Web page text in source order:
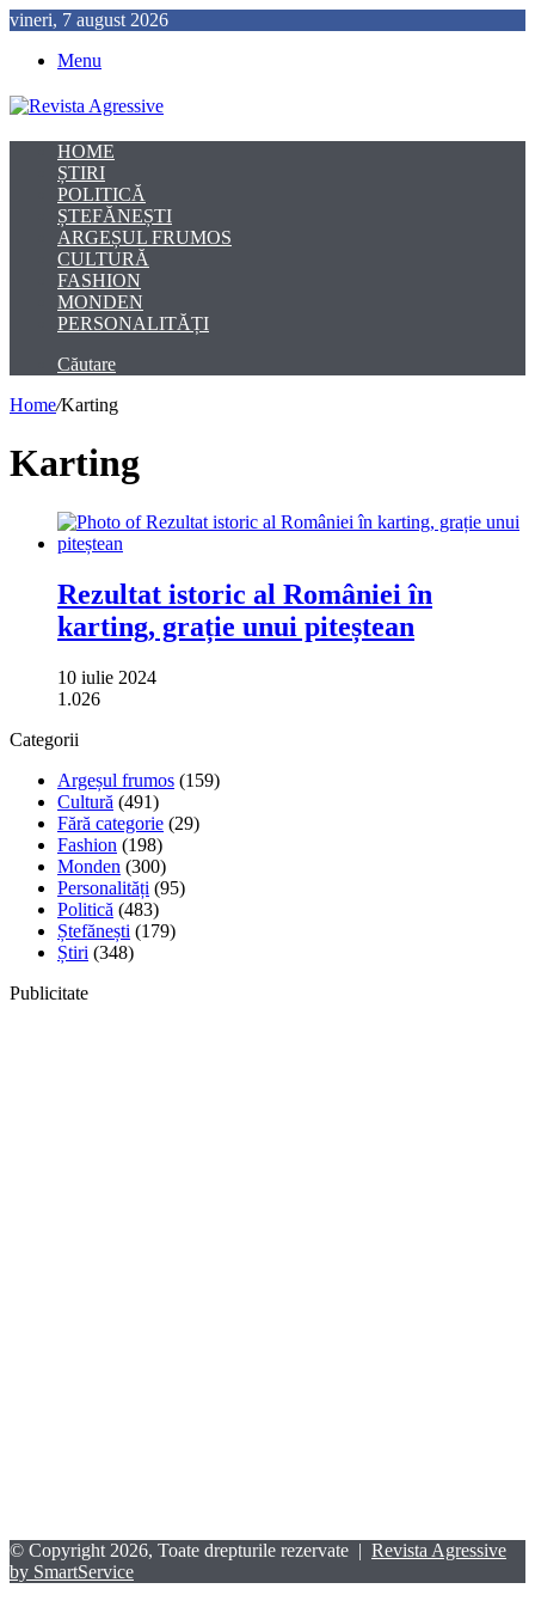
vineri, 7 august 2026
Menu
HOME
ȘTIRI
POLITICĂ
ȘTEFĂNEȘTI
ARGEȘUL FRUMOS
CULTURĂ
FASHION
MONDEN
PERSONALITĂȚI
Căutare
Home/Karting
Karting
Rezultat istoric al României în
karting, grație unui piteștean
10 iulie 2024
1.026
Categorii
Argeșul frumos (159)
Cultură (491)
Fără categorie (29)
Fashion (198)
Monden (300)
Personalități (95)
Politică (483)
Ștefănești (179)
Știri (348)
Publicitate
© Copyright 2026, Toate drepturile rezervate | Revista Agressive
by SmartService